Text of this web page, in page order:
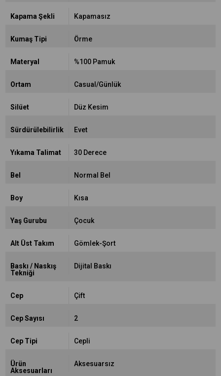
Kapama Şekli Kapamasız
Kumaş Tipi Örme
Materyal %100 Pamuk
Ortam Casual/Günlük
Silüet Düz Kesim
Sürdürülebilirlik Evet
Yıkama Talimat 30 Derece
Bel Normal Bel
Boy Kısa
Yaş Gurubu Çocuk
Alt Üst Takım Gömlek-Şort
Baskı / Naskış
Tekniği
Dijital Baskı
Cep Çift
Cep Sayısı 2
Cep Tipi Cepli
Ürün
Aksesuarları
Aksesuarsız